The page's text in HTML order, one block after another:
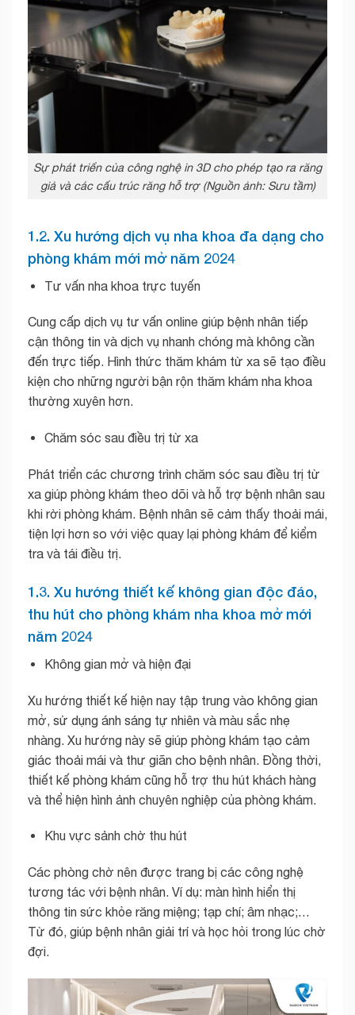
Sự phát triển của công nghệ in 3D cho phép tạo ra răng
giả và các cấu trúc răng hỗ trợ (Nguồn ảnh: Sưu tầm)
1.2. Xu hướng dịch vụ nha khoa đa dạng cho
phòng khám mới mở năm 2024
Tư vấn nha khoa trực tuyến
Cung cấp dịch vụ tư vấn online giúp bệnh nhân tiếp
cận thông tin và dịch vụ nhanh chóng mà không cần
đến trực tiếp. Hình thức thăm khám từ xa sẽ tạo điều
kiện cho những người bận rộn thăm khám nha khoa
thường xuyên hơn.
Chăm sóc sau điều trị từ xa
Phát triển các chương trình chăm sóc sau điều trị từ
xa giúp phòng khám theo dõi và hỗ trợ bệnh nhân sau
khi rời phòng khám. Bệnh nhân sẽ cảm thấy thoải mái,
tiện lợi hơn so với việc quay lại phòng khám để kiểm
tra và tái điều trị.
1.3. Xu hướng thiết kế không gian độc đáo,
thu hút cho phòng khám nha khoa mở mới
năm 2024
Không gian mở và hiện đại
Xu hướng thiết kế hiện nay tập trung vào không gian
mở, sử dụng ánh sáng tự nhiên và màu sắc nhẹ
nhàng. Xu hướng này sẽ giúp phòng khám tạo cảm
giác thoải mái và thư giãn cho bệnh nhân. Đồng thời,
thiết kế phòng khám cũng hỗ trợ thu hút khách hàng
và thể hiện hình ảnh chuyên nghiệp của phòng khám.
Khu vực sảnh chờ thu hút
Các phòng chờ nên được trang bị các công nghệ
tương tác với bệnh nhân. Ví dụ: màn hình hiển thị
thông tin sức khỏe răng miệng; tạp chí; âm nhạc;…
Từ đó, giúp bệnh nhân giải trí và học hỏi trong lúc chờ
đợi.